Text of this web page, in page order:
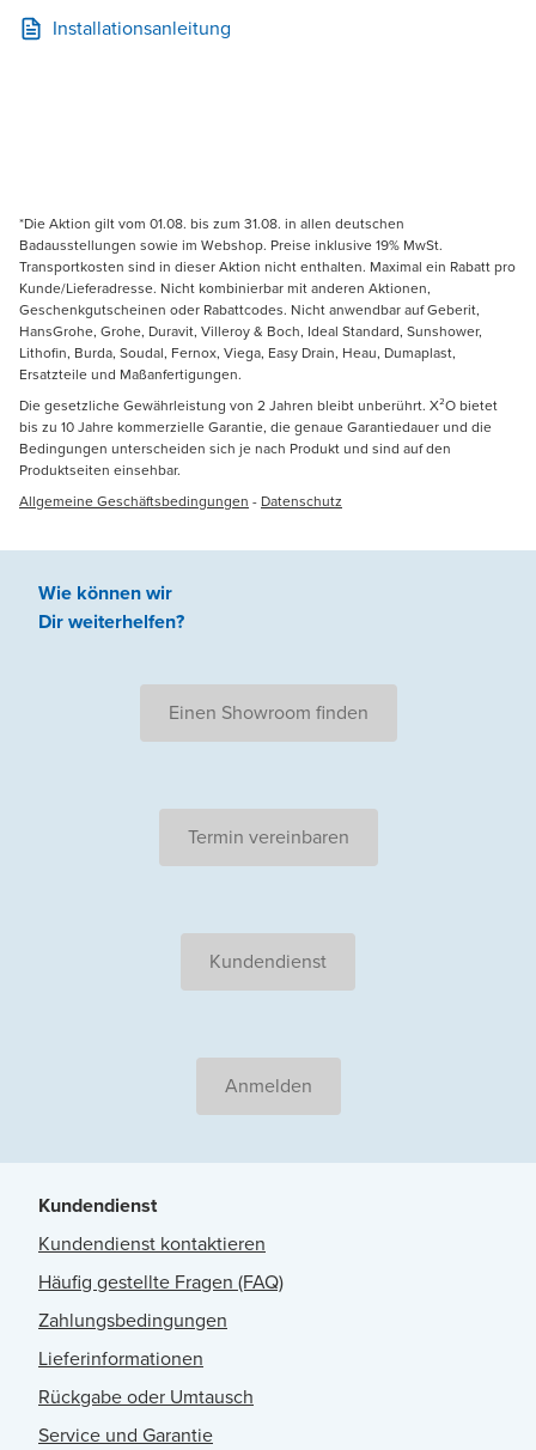
Installationsanleitung
*Die Aktion gilt vom 01.08. bis zum 31.08. in allen deutschen
Badausstellungen sowie im Webshop. Preise inklusive 19% MwSt.
Transportkosten sind in dieser Aktion nicht enthalten. Maximal ein Rabatt pro
Kunde/Lieferadresse. Nicht kombinierbar mit anderen Aktionen,
Geschenkgutscheinen oder Rabattcodes. Nicht anwendbar auf Geberit,
HansGrohe, Grohe, Duravit, Villeroy & Boch, Ideal Standard, Sunshower,
Lithofin, Burda, Soudal, Fernox, Viega, Easy Drain, Heau, Dumaplast,
Ersatzteile und Maßanfertigungen.
Die gesetzliche Gewährleistung von 2 Jahren bleibt unberührt. X²O bietet
bis zu 10 Jahre kommerzielle Garantie, die genaue Garantiedauer und die
Bedingungen unterscheiden sich je nach Produkt und sind auf den
Produktseiten einsehbar.
Allgemeine Geschäftsbedingungen - Datenschutz
Wie können wir
Dir weiterhelfen?
Einen Showroom finden
Termin vereinbaren
Kundendienst
Anmelden
Kundendienst
Kundendienst kontaktieren
Häufig gestellte Fragen (FAQ)
Zahlungsbedingungen
Lieferinformationen
Rückgabe oder Umtausch
Service und Garantie